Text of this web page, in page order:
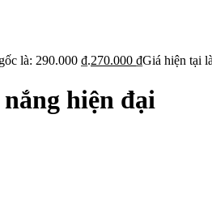
là: 290.000 ₫.270.000 ₫Giá hiện tại
hiện đại